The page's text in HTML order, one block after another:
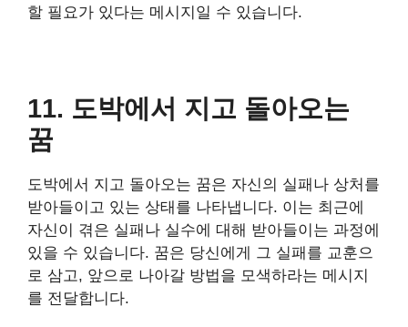
할 필요가 있다는 메시지일 수 있습니다.
11. 도박에서 지고 돌아오는
꿈
도박에서 지고 돌아오는 꿈은 자신의 실패나 상처를
받아들이고 있는 상태를 나타냅니다. 이는 최근에
자신이 겪은 실패나 실수에 대해 받아들이는 과정에
있을 수 있습니다. 꿈은 당신에게 그 실패를 교훈으
로 삼고, 앞으로 나아갈 방법을 모색하라는 메시지
를 전달합니다.